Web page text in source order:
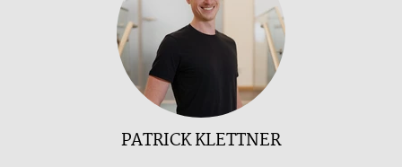
PATRICK KLETTNER